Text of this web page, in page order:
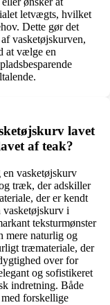
letvægts, hvilket
Dette gør det
vasketøjskurven,
at vælge en
lavet
af teak?
en vasketøjskurv
træk, der adskiller
der er kendt
i
teksturmønster
mere naturlig og
træmateriale, der
over for
og sofistikeret
indretning. Både
forskellige